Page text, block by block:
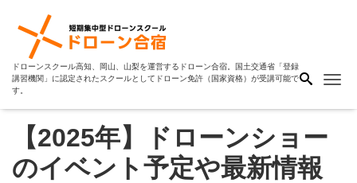
ドローンスクール高知、岡山、山梨を運営するドローン合宿。国土交通省「登録
講習機関」に認定されたスクールとしてドローン免許（国家資格）が受講可能で
す。
【2025年】ドローンショー
のイベント予定や最新情報